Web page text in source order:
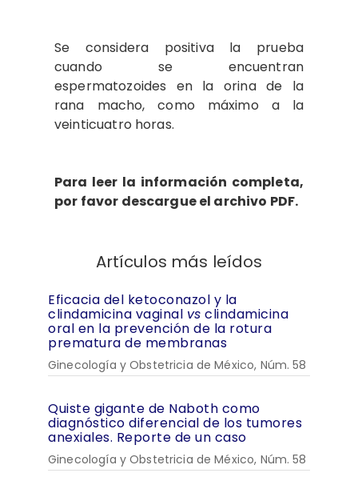
Se considera positiva la prueba
cuando se encuentran
espermatozoides en la orina de la
rana macho, como máximo a la
veinticuatro horas.
Para leer la información completa,
por favor descargue el archivo PDF.
Artículos más leídos
Eficacia del ketoconazol y la
clindamicina vaginal vs clindamicina
oral en la prevención de la rotura
prematura de membranas
Ginecología y Obstetricia de México, Núm. 58
Quiste gigante de Naboth como
diagnóstico diferencial de los tumores
anexiales. Reporte de un caso
Ginecología y Obstetricia de México, Núm. 58